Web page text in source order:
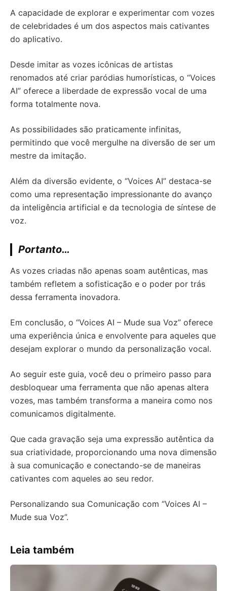
A capacidade de explorar e experimentar com vozes
de celebridades é um dos aspectos mais cativantes
do aplicativo.
Desde imitar as vozes icônicas de artistas
renomados até criar paródias humorísticas, o “Voices
AI” oferece a liberdade de expressão vocal de uma
forma totalmente nova.
As possibilidades são praticamente infinitas,
permitindo que você mergulhe na diversão de ser um
mestre da imitação.
Além da diversão evidente, o “Voices AI” destaca-se
como uma representação impressionante do avanço
da inteligência artificial e da tecnologia de síntese de
voz.
Portanto…
As vozes criadas não apenas soam autênticas, mas
também refletem a sofisticação e o poder por trás
dessa ferramenta inovadora.
Em conclusão, o “Voices AI – Mude sua Voz” oferece
uma experiência única e envolvente para aqueles que
desejam explorar o mundo da personalização vocal.
Ao seguir este guia, você deu o primeiro passo para
desbloquear uma ferramenta que não apenas altera
vozes, mas também transforma a maneira como nos
comunicamos digitalmente.
Que cada gravação seja uma expressão autêntica da
sua criatividade, proporcionando uma nova dimensão
à sua comunicação e conectando-se de maneiras
cativantes com aqueles ao seu redor.
Personalizando sua Comunicação com “Voices AI –
Mude sua Voz”.
Leia também